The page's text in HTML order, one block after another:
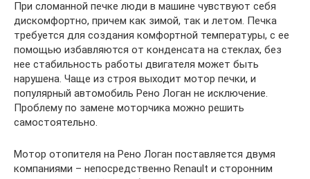
При сломанной печке люди в машине чувствуют себя
дискомфортно, причем как зимой, так и летом. Печка
требуется для создания комфортной температуры, с ее
помощью избавляются от конденсата на стеклах, без
нее стабильность работы двигателя может быть
нарушена. Чаще из строя выходит мотор печки, и
популярный автомобиль Рено Логан не исключение.
Проблему по замене моторчика можно решить
самостоятельно.
Мотор отопителя на Рено Логан поставляется двумя
компаниями – непосредственно Renault и сторонним